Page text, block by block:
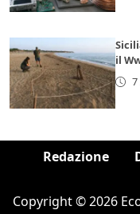
il
Redazione
Copyright © 2026